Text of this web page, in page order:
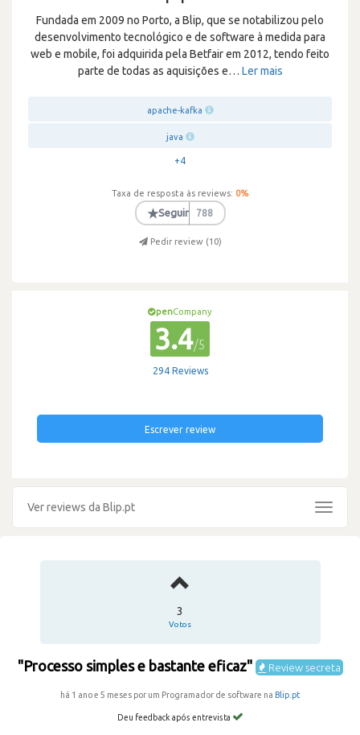
Fundada em 2009 no Porto, a Blip, que se notabilizou pelo
desenvolvimento tecnológico e de software à medida para
web e mobile, foi adquirida pela Betfair em 2012, tendo feito
parte de todas as aquisições e… Ler mais
apache-kafka
java
+4
Taxa de resposta às reviews: 0%
★Seguir 788
Pedir review (10)
penCompany
3.4/5
294 Reviews
Escrever review
Ver reviews da Blip.pt
Toggle
3
Votos
"Processo simples e bastante eficaz" Review secreta
há 1 ano e 5 meses por um Programador de software na Blip.pt
Deu feedback após entrevista